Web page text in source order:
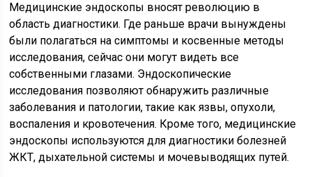
Медицинские эндоскопы вносят революцию в
область диагностики. Где раньше врачи вынуждены
были полагаться на симптомы и косвенные методы
исследования, сейчас они могут видеть все
собственными глазами. Эндоскопические
исследования позволяют обнаружить различные
заболевания и патологии, такие как язвы, опухоли,
воспаления и кровотечения. Кроме того, медицинские
эндоскопы используются для диагностики болезней
ЖКТ, дыхательной системы и мочевыводящих путей.